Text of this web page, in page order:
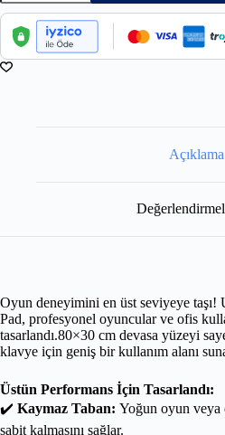
Açıklama
Oyun deneyimini en üst seviyeye
Pad, profesyonel oyuncular ve ofis
tasarlandı.80×30 cm devasa yüzeyi
klavye için geniş bir kullanım alanı
Üstün Performans İçin Tasarlandı:
✔️ Kaymaz Taban: Yoğun oyun veya
sabit kalmasını sağlar.